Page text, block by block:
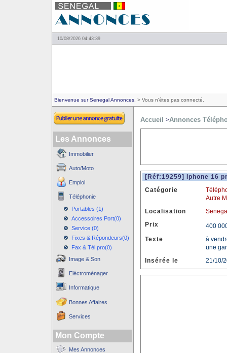
10/08/2026 04:43:39
Bienvenue sur Senegal Annonces. > Vous n'êtes pas connecté.
Les Annonces
Immobilier
Auto/Moto
Emploi
Téléphonie
Portables (1)
Accessoires Port(0)
Service (0)
Fixes & Répondeurs(0)
Fax & Tél pro(0)
Image & Son
Eléctroménager
Informatique
Bonnes Affaires
Services
Mon Compte
Mes Annonces
Accueil >Annonces
[Réf:19259] Iphone 16
Catégorie
Autre
Localisation
Prix
400
Texte
à
une
Insérée le
21/10/